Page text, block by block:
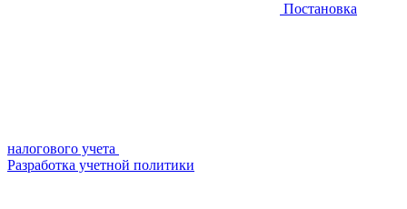
Постановка
налогового учета
Разработка учетной политики